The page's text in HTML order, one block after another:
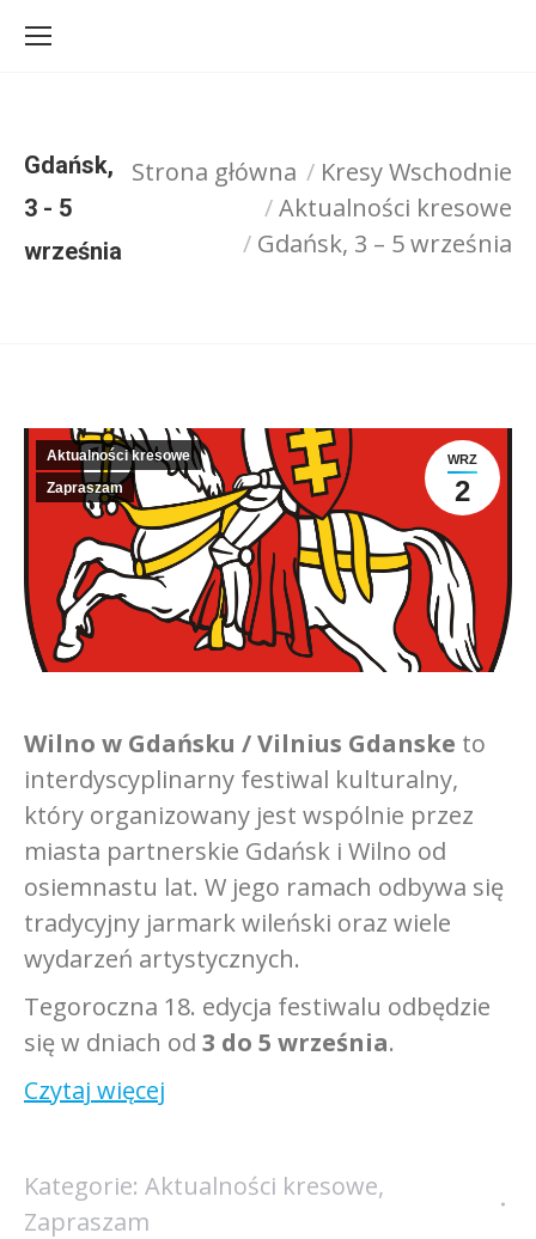
Gdańsk,
3 - 5
września
Jesteś tutaj:
Strona główna
Kresy Wschodnie
Aktualności kresowe
Gdańsk, 3 – 5 września
WRZ
2
Aktualności kresowe
Zapraszam
Wilno w Gdańsku / Vilnius Gdanske to
interdyscyplinarny festiwal kulturalny,
który organizowany jest wspólnie przez
miasta partnerskie Gdańsk i Wilno od
osiemnastu lat. W jego ramach odbywa się
tradycyjny jarmark wileński oraz wiele
wydarzeń artystycznych.
Tegoroczna 18. edycja festiwalu odbędzie
się w dniach od 3 do 5 września.
Czytaj więcej
Kategorie: Aktualności kresowe,
Zapraszam